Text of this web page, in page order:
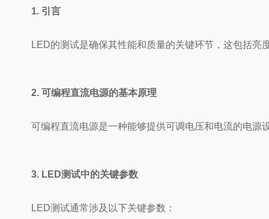
1. 引言
LED的测试是确保其性能和质量的关键环节，这包括
2. 可编程直流电源的基本原理
可编程直流电源是一种能够提供可调电压和电流的电
3. LED测试中的关键参数
LED测试通常涉及以下关键参数：